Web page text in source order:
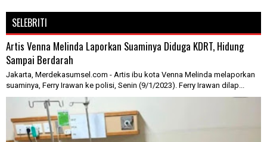
SELEBRITI
Artis Venna Melinda Laporkan Suaminya Diduga KDRT, Hidung
Sampai Berdarah
Jakarta, Merdekasumsel.com - Artis ibu kota Venna Melinda melaporkan
suaminya, Ferry Irawan ke polisi, Senin (9/1/2023). Ferry Irawan dilap...